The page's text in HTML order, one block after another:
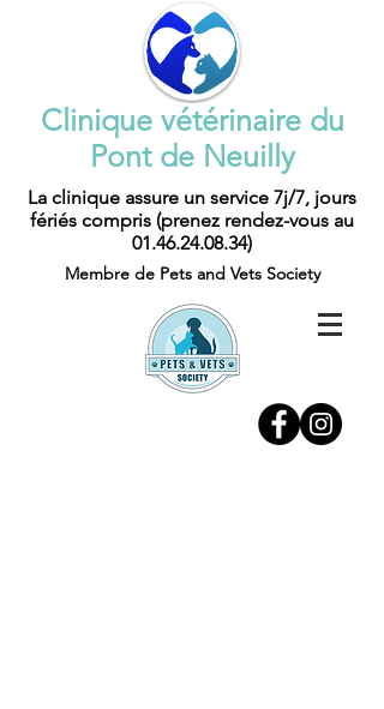
Clinique vétérinaire du
Pont de Neuilly
La clinique assure un service 7j/7, jours
fériés compris (prenez rendez-vous au
01.46.24.08.34)
Membre de Pets and Vets Society